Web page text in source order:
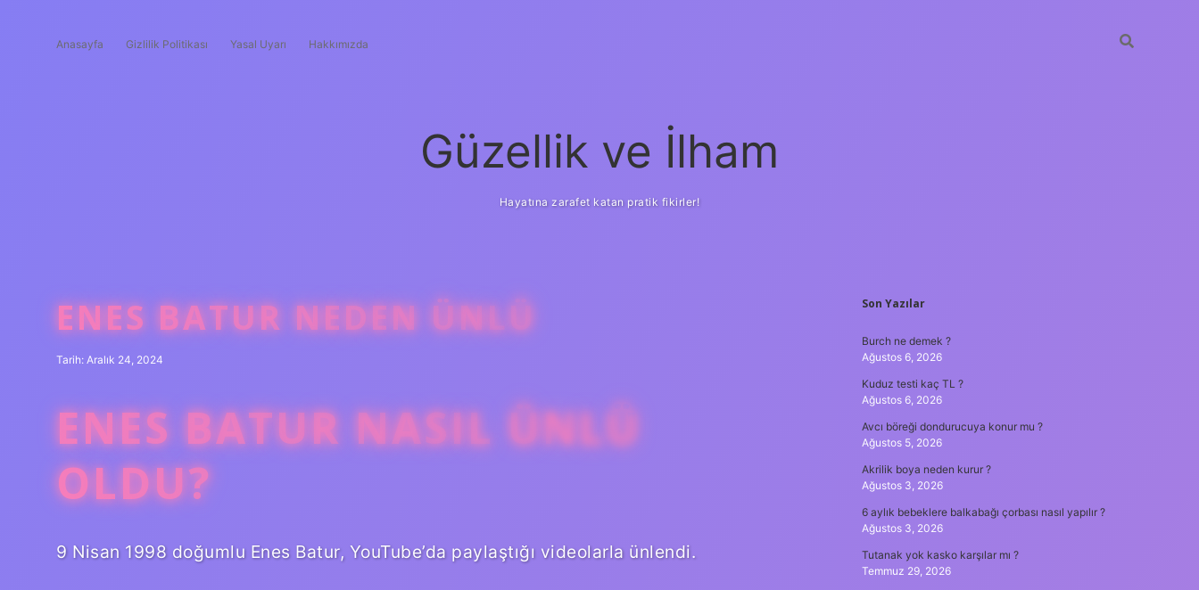
Anasayfa Gizlilik Politikası Yasal Uyarı Hakkımızda
Güzellik ve İlham
Hayatına zarafet katan pratik fikirler!
ENES BATUR NEDEN ÜNLÜ
Tarih: Aralık 24, 2024
ENES BATUR NASIL ÜNLÜ
OLDU?
9 Nisan 1998 doğumlu Enes Batur, YouTube’da paylaştığı videolarla ünlendi.
SIDEBAR
Son Yazılar
Burch ne demek ?
Ağustos 6, 2026
Kuduz testi kaç TL ?
Ağustos 6, 2026
Avcı böreği dondurucuya konur mu ?
Ağustos 5, 2026
Akrilik boya neden kurur ?
Ağustos 3, 2026
6 aylık bebeklere balkabağı çorbası nasıl yapılır ?
Ağustos 3, 2026
Tutanak yok kasko karşılar mı ?
Temmuz 29, 2026